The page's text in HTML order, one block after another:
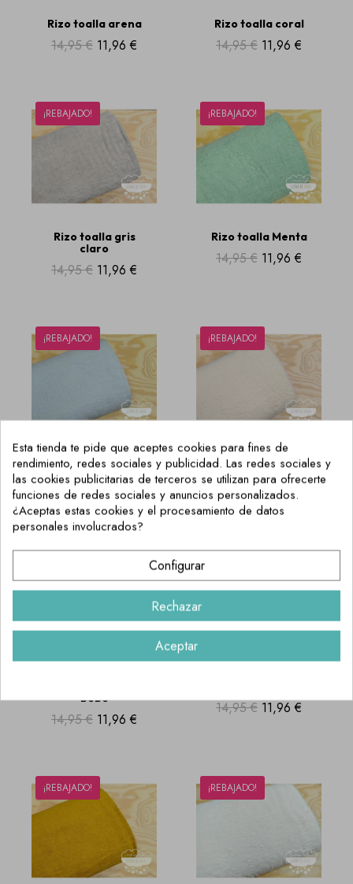
Rizo toalla arena
14,95 € 11,96 €
Rizo toalla coral
14,95 € 11,96 €
¡REBAJADO!
Rizo toalla gris
claro
14,95 € 11,96 €
¡REBAJADO!
Rizo toalla Menta
14,95 € 11,96 €
¡REBAJADO!
Rizo toalla azul
bebé
14,95 € 11,96 €
¡REBAJADO!
Rizo toalla crudo
14,95 € 11,96 €
bebé
14,95 € 11,96 €
14,95 € 11,96 €
¡REBAJADO! ¡REBAJADO!